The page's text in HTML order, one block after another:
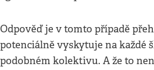
Odpověď je v tomto případě
potenciálně vyskytuje na každé
podobném kolektivu. A že to